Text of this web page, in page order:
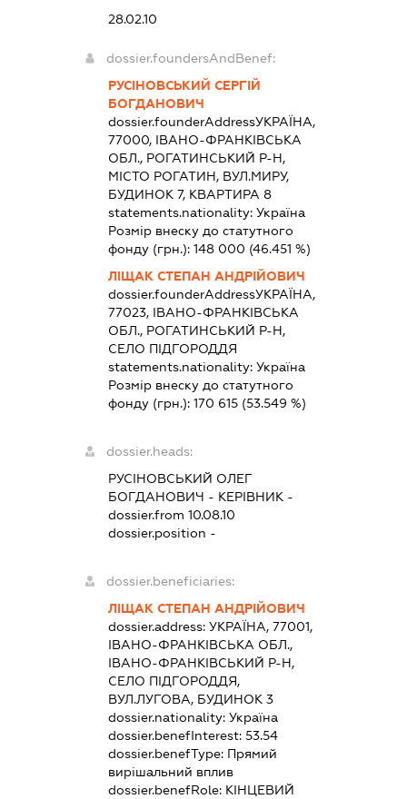
28.02.10
dossier.foundersAndBenef:
РУСІНОВСЬКИЙ СЕРГІЙ
БОГДАНОВИЧ
dossier.founderAddressУКРАЇНА,
77000, ІВАНО-ФРАНКІВСЬКА
ОБЛ., РОГАТИНСЬКИЙ Р-Н,
МІСТО РОГАТИН, ВУЛ.МИРУ,
БУДИНОК 7, КВАРТИРА 8
statements.nationality: Україна
Розмір внеску до статутного
фонду (грн.): 148 000 (46.451 %)
ЛІЩАК СТЕПАН АНДРІЙОВИЧ
dossier.founderAddressУКРАЇНА,
77023, ІВАНО-ФРАНКІВСЬКА
ОБЛ., РОГАТИНСЬКИЙ Р-Н,
СЕЛО ПІДГОРОДДЯ
statements.nationality: Україна
Розмір внеску до статутного
фонду (грн.): 170 615(53.549 %)
dossier.heads:
РУСІНОВСЬКИЙ ОЛЕГ
БОГДАНОВИЧ - КЕРІВНИК -
dossier.from 10.08.10
dossier.position -
dossier.beneficiaries:
ЛІЩАК СТЕПАН АНДРІЙОВИЧ
dossier.address: УКРАЇНА, 77001,
ІВАНО-ФРАНКІВСЬКА ОБЛ.,
ІВАНО-ФРАНКІВСЬКИЙ Р-Н,
СЕЛО ПІДГОРОДДЯ,
ВУЛ.ЛУГОВА, БУДИНОК 3
dossier.nationality: Україна
dossier.benefInterest: 53.54
dossier.benefType: Прямий
вирішальний вплив
dossier.benefRole: КІНЦЕВИЙ